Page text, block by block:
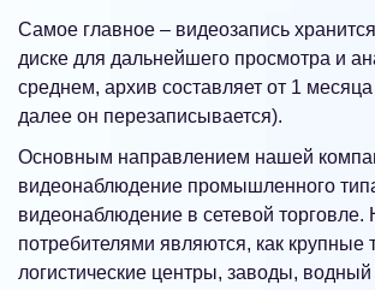
Самое главное – видеозапись
диске для дальнейшего просмотра и
среднем, архив составляет от 1
далее он перезаписывается).
Основным направлением нашей
видеонаблюдение промышленного
видеонаблюдение в сетевой
потребителями являются, как крупные
логистические центры, заводы, водный